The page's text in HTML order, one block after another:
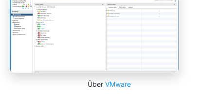
Über VMware